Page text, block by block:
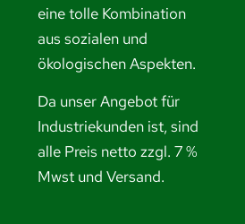
eine tolle Kombination
aus sozialen und
ökologischen Aspekten.
Da unser Angebot für
Industriekunden ist, sind
alle Preis netto zzgl. 7 %
Mwst und Versand.